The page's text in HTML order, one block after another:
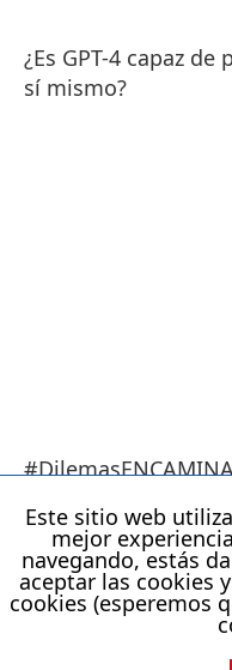
¿Es GPT-4 capaz
sí mismo?
o el CMO?
Este sitio web
mejor
navegando, estás
aceptar las cookies
cookies (esperemos